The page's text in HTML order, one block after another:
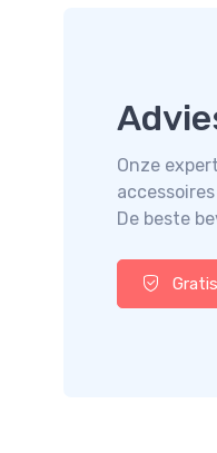
Onze
De beste